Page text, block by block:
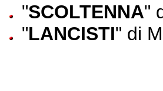
"SCOLTENNA"
"LANCISTI" di